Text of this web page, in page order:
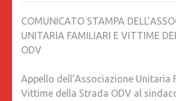
COMUNICATO STAMPA
UNITARIA FAMILIARI E VITTIME
ODV
Appello dell’Associazione Unitaria
Vittime della Strada ODV al